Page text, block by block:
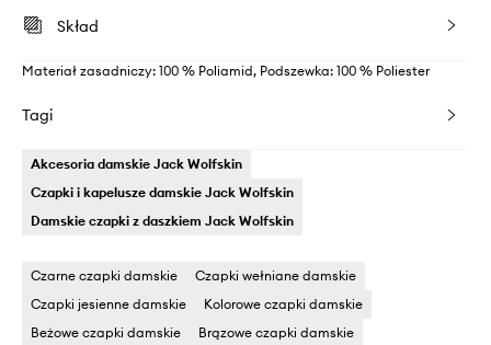
Skład
Materiał zasadniczy: 100 % Poliamid, Podszewka: 100 % Poliester
Tagi
Akcesoria damskie Jack Wolfskin
Czapki i kapelusze damskie Jack Wolfskin
Damskie czapki z daszkiem Jack Wolfskin
Czarne czapki damskie
Czapki wełniane damskie
Czapki jesienne damskie
Kolorowe czapki damskie
Beżowe czapki damskie
Brązowe czapki damskie